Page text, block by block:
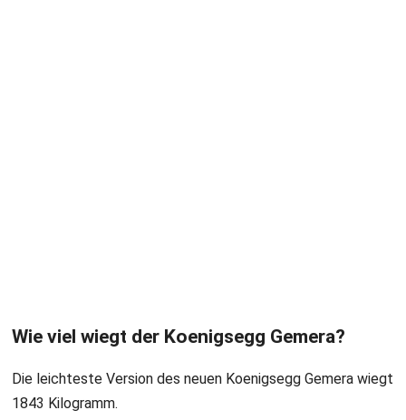
Wie viel wiegt der Koenigsegg Gemera?
Die leichteste Version des neuen Koenigsegg Gemera wiegt
1843 Kilogramm.